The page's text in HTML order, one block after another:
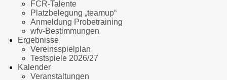
FCR-Talente
Platzbelegung „teamup“
Anmeldung Probetraining
wfv-Bestimmungen
Ergebnisse
Vereinsspielplan
Testspiele 2026/27
Kalender
Veranstaltungen